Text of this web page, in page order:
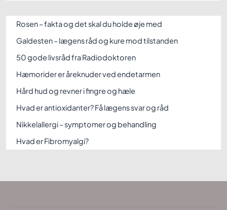
Rosen – fakta og det skal du holde øje med
Galdesten – lægens råd og kure mod tilstanden
50 gode livsråd fra Radiodoktoren
Hæmorider er åreknuder ved endetarmen
Hård hud og revner i fingre og hæle
Hvad er antioxidanter? Få lægens svar og råd
Nikkelallergi – symptomer og behandling
Hvad er Fibromyalgi?